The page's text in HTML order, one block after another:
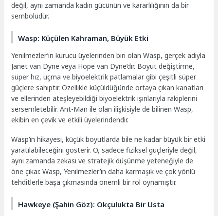
değil, aynı zamanda kadın gücünün ve kararlılığının da bir
sembolüdür.
Wasp: Küçülen Kahraman, Büyük Etki
Yenilmezler’in kurucu üyelerinden biri olan Wasp, gerçek adıyla
Janet van Dyne veya Hope van Dyne’dır. Boyut değiştirme,
süper hız, uçma ve biyoelektrik patlamalar gibi çeşitli süper
güçlere sahiptir. Özellikle küçüldüğünde ortaya çıkan kanatları
ve ellerinden ateşleyebildiği biyoelektrik ışınlarıyla rakiplerini
sersemletebilir. Ant-Man ile olan ilişkisiyle de bilinen Wasp,
ekibin en çevik ve etkili üyelerindendir.
Wasp’ın hikayesi, küçük boyutlarda bile ne kadar büyük bir etki
yaratılabileceğini gösterir. O, sadece fiziksel güçleriyle değil,
aynı zamanda zekası ve stratejik düşünme yeteneğiyle de
öne çıkar. Wasp, Yenilmezler’in daha karmaşık ve çok yönlü
tehditlerle başa çıkmasında önemli bir rol oynamıştır.
Hawkeye (Şahin Göz): Okçulukta Bir Usta